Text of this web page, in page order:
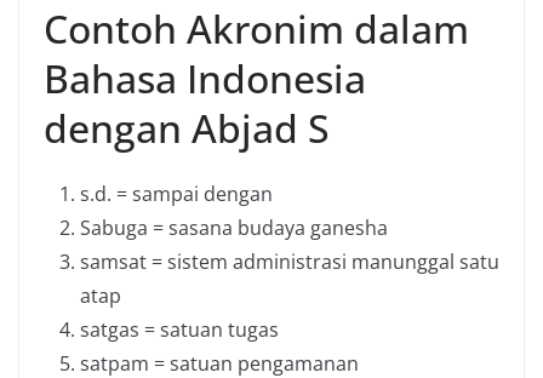
Contoh Akronim dalam
Bahasa Indonesia
dengan Abjad S
s.d. = sampai dengan
Sabuga = sasana budaya ganesha
samsat = sistem administrasi manunggal satu
atap
satgas = satuan tugas
satpam = satuan pengamanan